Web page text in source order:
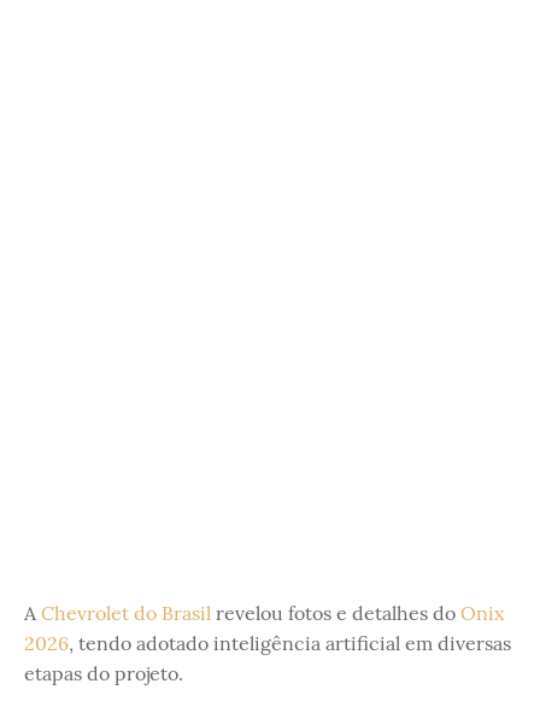
A Chevrolet do Brasil revelou fotos e detalhes do Onix
2026, tendo adotado inteligência artificial em diversas
etapas do projeto.